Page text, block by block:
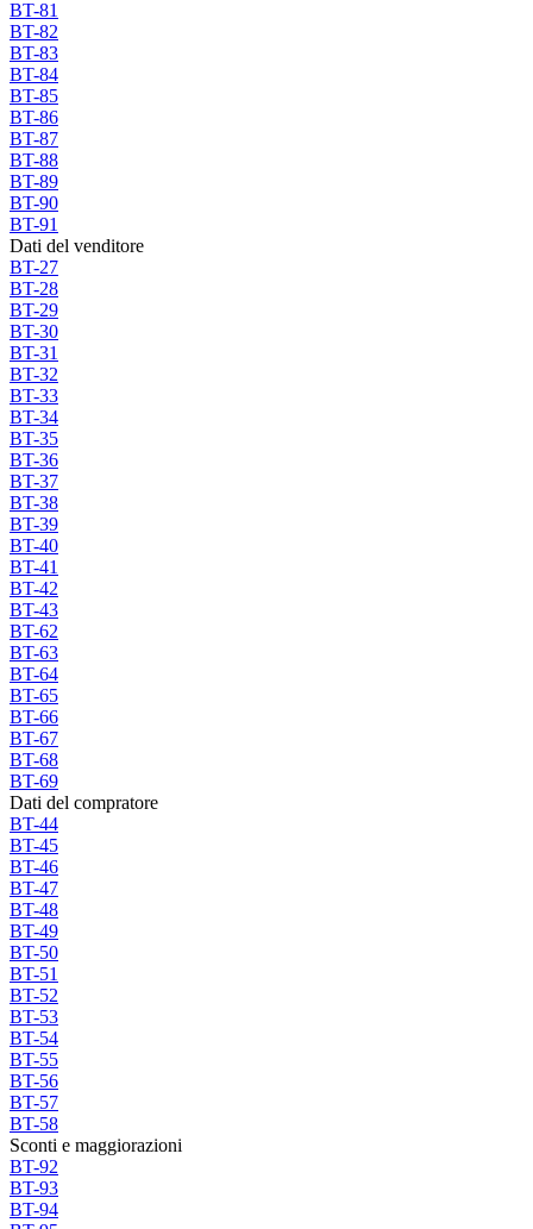
BT-81
BT-82
BT-83
BT-84
BT-85
BT-86
BT-87
BT-88
BT-89
BT-90
BT-91
Dati del venditore
BT-27
BT-28
BT-29
BT-30
BT-31
BT-32
BT-33
BT-34
BT-35
BT-36
BT-37
BT-38
BT-39
BT-40
BT-41
BT-42
BT-43
BT-62
BT-63
BT-64
BT-65
BT-66
BT-67
BT-68
BT-69
Dati del compratore
BT-44
BT-45
BT-46
BT-47
BT-48
BT-49
BT-50
BT-51
BT-52
BT-53
BT-54
BT-55
BT-56
BT-57
BT-58
Sconti e maggiorazioni
BT-92
BT-93
BT-94